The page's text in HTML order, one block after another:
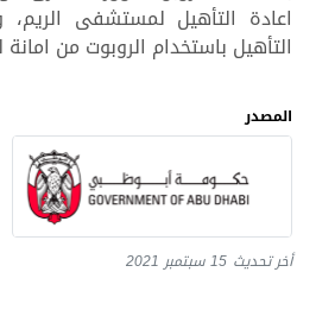
اعادة التأهيل لمستشفى
التأهيل باستخدام الروبوت من امانة
المصدر
أخر تحديث 15 سبتمبر 2021